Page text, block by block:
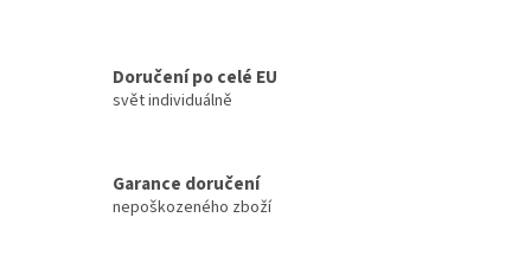
Doručení po celé EU
svět individuálně
Garance doručení
nepoškozeného zboží